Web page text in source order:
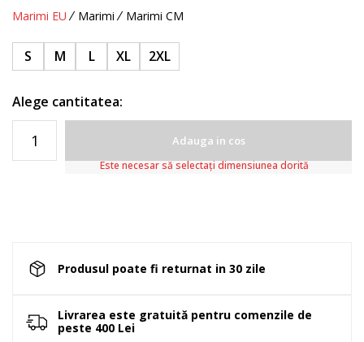
Marimi EU Marimi Marimi CM
S M L XL 2XL
Alege cantitatea:
Adauga in cos
Este necesar să selectați dimensiunea dorită
Produsul poate fi returnat in 30 zile
Livrarea este gratuită pentru comenzile de
peste 400 Lei